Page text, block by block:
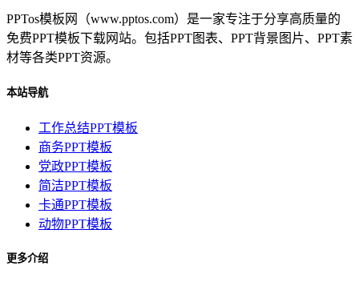
PPTos模板网（www.pptos.com）是一家专注于分享高质量的
免费PPT模板下载网站。包括PPT图表、PPT背景图片、PPT素
材等各类PPT资源。
本站导航
工作总结PPT模板
商务PPT模板
党政PPT模板
简洁PPT模板
卡通PPT模板
动物PPT模板
更多介绍